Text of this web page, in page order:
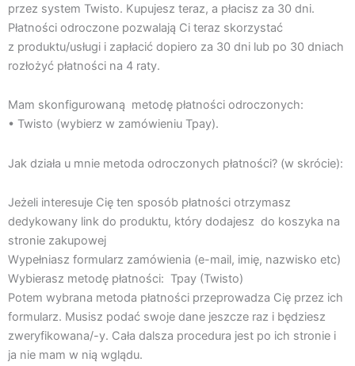
przez system Twisto. Kupujesz teraz, a płacisz za 30 dni.
Płatności odroczone pozwalają Ci teraz skorzystać
z produktu/usługi i zapłacić dopiero za 30 dni lub po 30 dniach
rozłożyć płatności na 4 raty.
Mam skonfigurowaną metodę płatności odroczonych:
• Twisto (wybierz w zamówieniu Tpay).
Jak działa u mnie metoda odroczonych płatności? (w skrócie):
Jeżeli interesuje Cię ten sposób płatności otrzymasz
dedykowany link do produktu, który dodajesz do koszyka na
stronie zakupowej
Wypełniasz formularz zamówienia (e-mail, imię, nazwisko etc)
Wybierasz metodę płatności: Tpay (Twisto)
Potem wybrana metoda płatności przeprowadza Cię przez ich
formularz. Musisz podać swoje dane jeszcze raz i będziesz
zweryfikowana/-y. Cała dalsza procedura jest po ich stronie i
ja nie mam w nią wglądu.